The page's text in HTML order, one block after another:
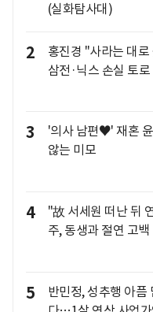
(실화탐사대)
2
홍진경 "사라는 대
삼전·닉스 손실 토로
3
'의사 남편♥' 재혼
않는 미모
4
"故 서세원 떠난 뒤
주, 동생과 절연 고백
5
반민정, 성추행 아픔